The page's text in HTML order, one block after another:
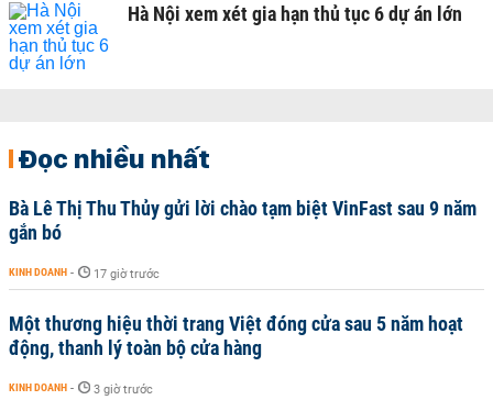
Hà Nội xem xét gia hạn thủ tục 6 dự án lớn
Đọc nhiều nhất
Bà Lê Thị Thu Thủy gửi lời chào tạm biệt VinFast sau 9 năm
gắn bó
KINH DOANH - 17 giờ trước
Một thương hiệu thời trang Việt đóng cửa sau 5 năm hoạt
động, thanh lý toàn bộ cửa hàng
KINH DOANH - 3 giờ trước